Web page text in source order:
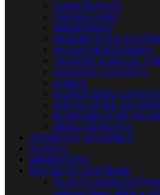
ZOSILŇOVAČE
CROSSOVERY
MIKROFÓNY
BEZDRÔTOVÉ
IN-EAR MONITORING
TESTERY KÁBLOV A
STOJANY A STATÍVY
KÁBLE
KONEKTORY A
INŠTALAČNÁ
KOMUNIKAČNÉ
PRÍSLUŠENSTVO
ŠTÚDIOVÁ TECHNIKA
SVETLÁ
MIKROFÓNY
DYCHOVÉ NÁSTROJE
FLAUTY-ZOBCOVÉ
zobcové flauty. Ráčte si